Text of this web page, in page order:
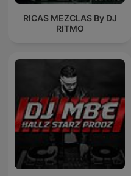
RICAS MEZCLAS By DJ
RITMO